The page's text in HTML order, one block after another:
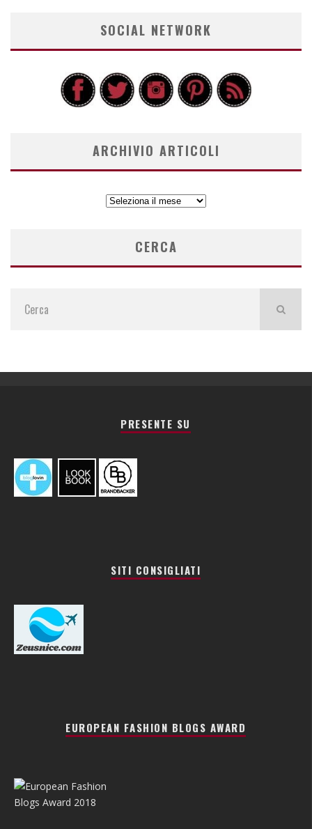
SOCIAL NETWORK
ARCHIVIO ARTICOLI
ARCHIVIO
CERCA
PRESENTE SU
SITI CONSIGLIATI
EUROPEAN FASHION BLOGS AWARD